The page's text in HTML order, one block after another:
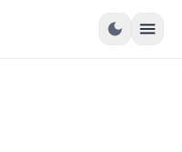
dark_mode menu